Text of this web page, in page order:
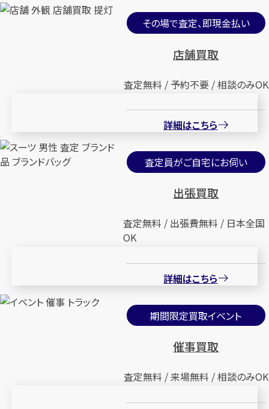
その場で査定、即現金払い
店舗買取
査定無料 / 予約不要 / 相談のみOK
詳細はこちら
査定員がご自宅にお伺い
出張買取
査定無料 / 出張費無料 / 日本全国
OK
詳細はこちら
期間限定買取イベント
催事買取
査定無料 / 来場無料 / 相談のみOK